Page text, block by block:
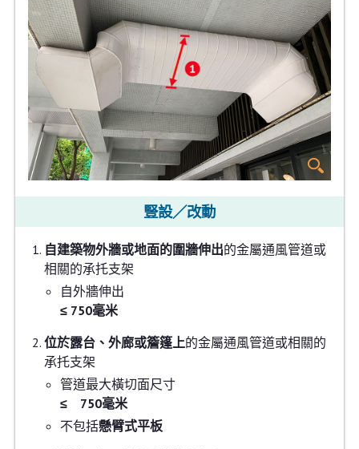
豎設／改動
自建築物外牆或地面的圍牆伸出的金屬通風管道或
相關的承托支架
自外牆伸出
≤ 750毫米
位於露台、外廊或簷篷上的金屬通風管道或相關的
承托支架
管道最大橫切面尺寸
≤ 750毫米
不包括懸臂式平板